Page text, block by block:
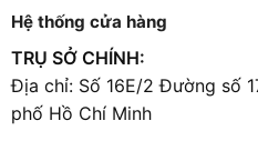
Hệ thống cửa hàng
TRỤ SỞ CHÍNH:
Địa chỉ: Số 16E/2 Đường số
phố Hồ Chí Minh